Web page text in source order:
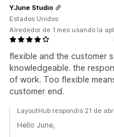
flexible and the customer
knowledgeable. the
of work. Too flexible
customer end.
YJune Studio
Estados Unidos
Alrededor de 1 mes usando la
LayoutHub respondió 21 de
Hello June,